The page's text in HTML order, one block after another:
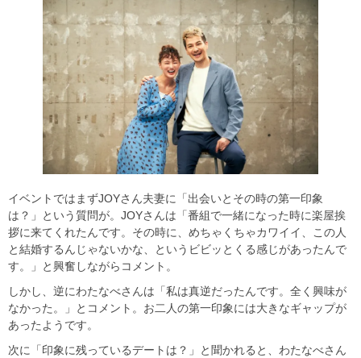
イベントではまずJOYさん夫妻に「出会いとその時の第一印象
は？」という質問が。JOYさんは「番組で一緒になった時に楽屋挨
拶に来てくれたんです。その時に、めちゃくちゃカワイイ、この人
と結婚するんじゃないかな、というビビッとくる感じがあったんで
す。」と興奮しながらコメント。
しかし、逆にわたなべさんは「私は真逆だったんです。全く興味が
なかった。」とコメント。お二人の第一印象には大きなギャップが
あったようです。
次に「印象に残っているデートは？」と聞かれると、わたなべさん